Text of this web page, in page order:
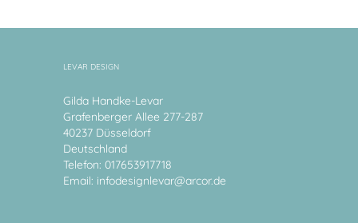
LEVAR DESIGN
Gilda Handke-Levar
Grafenberger Allee 277-287
40237 Düsseldorf
Deutschland
Telefon: 017653917718
Email: infodesignlevar@arcor.de